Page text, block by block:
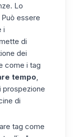
Lo
essere
i
di
dei
come i tag
tempo
prospezione
di
tag come